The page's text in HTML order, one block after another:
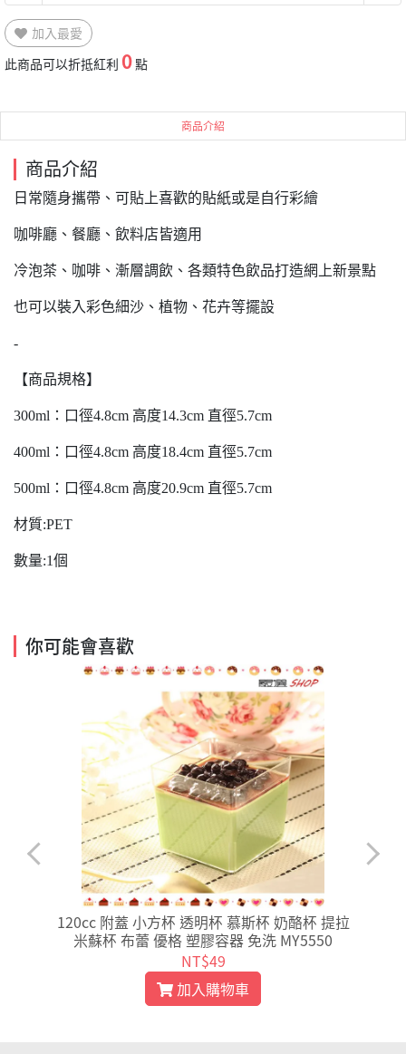
加入最愛
此商品可以折抵紅利 0點
商品介紹
商品介紹
日常隨身攜帶、可貼上喜歡的貼紙或是自行彩繪
咖啡廳、餐廳、飲料店皆適用
冷泡茶、咖啡、漸層調飲、各類特色飲品打造網上新景點
也可以裝入彩色細沙、植物、花卉等擺設
-
【商品規格】
300ml：口徑4.8cm 高度14.3cm 直徑5.7cm
400ml：口徑4.8cm 高度18.4cm 直徑5.7cm
500ml：口徑4.8cm 高度20.9cm 直徑5.7cm
材質:PET
數量:1個
你可能會喜歡
120cc 附蓋 小方杯 透明杯 慕斯杯 奶酪杯 提拉
米蘇杯 布蕾 優格 塑膠容器 免洗 MY5550
NT$49
加入購物車